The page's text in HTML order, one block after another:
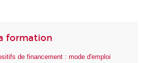
formation
de financement : mode d'emploi